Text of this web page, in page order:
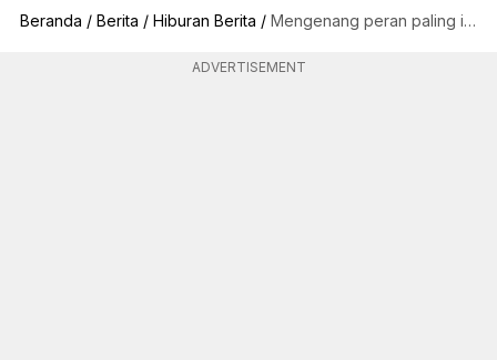
Beranda / Berita / Hiburan Berita / Mengenang peran paling ikonik dari veteran Hollywood Raquel Welch
ADVERTISEMENT